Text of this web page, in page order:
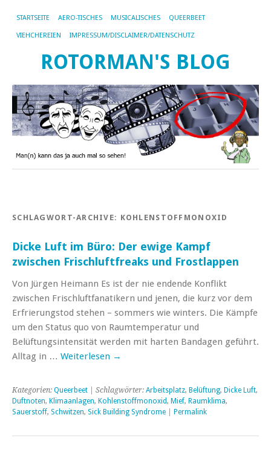
STARTSEITE AERO-TISCHES MUSICALISCHES QUEERBEET
VIEHCHEREIEN IMPRESSUM/DISCLAIMER/DATENSCHUTZ
ROTORMAN'S BLOG
SCHLAGWORT-ARCHIVE: KOHLENSTOFFMONOXID
Dicke Luft im Büro: Der ewige Kampf
zwischen Frischluftfreaks und Frostlappen
Von Jürgen Heimann Es ist der nie endende Konflikt
zwischen Frischluftfanatikern und jenen, die kurz vor dem
Erfrierungstod stehen – sommers wie winters. Die Kämpfe
um den Status quo von Raumtemperatur und
Belüftungsintensität werden mit harten Bandagen geführt.
Alltag in … Weiterlesen →
Kategorien: Queerbeet | Schlagwörter: Arbeitsplatz, Belüftung, Dicke Luft,
Duftnoten, Klimaanlagen, Kohlenstoffmonoxid, Mief, Raumklima,
Sauerstoff, Schwitzen, Sick Building Syndrome Permalink